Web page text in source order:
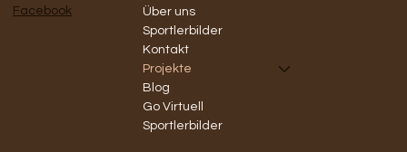
Facebook
Über uns
Sportlerbilder
Kontakt
Projekte
Blog
Go Virtuell
Sportlerbilder